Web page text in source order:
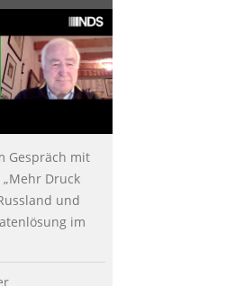
Gespräch mit
Druck
und
im